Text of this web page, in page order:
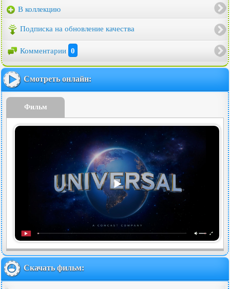
В коллекцию
Подписка на обновление качества
Комментарии 0
Смотреть онлайн:
Фильм
Скачать фильм: